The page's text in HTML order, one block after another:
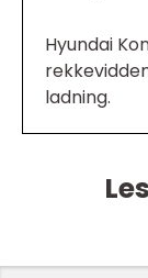
Hyundai
ladning.